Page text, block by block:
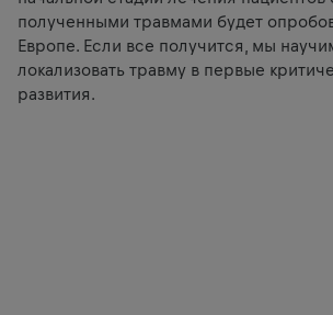
полученными травмами будет
Европе. Если все получится, мы
локализовать травму в первые
развития.